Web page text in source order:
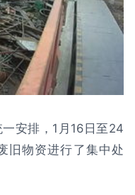
安排，1月16日至24
旧物资进行了集中处